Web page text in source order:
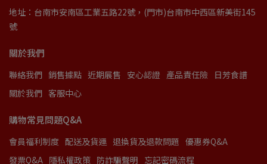
地址：台南市安南區工業五路22號，(門市)台南市中西區新美街145
號
關於我們
聯絡我們 銷售據點 近期展售 安心認證 產品責任險 日芳食譜
關於我們 客服中心
購物常見問題Q&A
會員福利制度 配送及貨運 退換貨及退款問題 優惠券Q&A
發票Q&A 隱私權政策 防詐騙聲明 忘記密碼流程